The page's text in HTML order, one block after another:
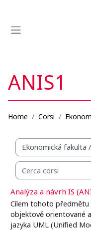
ANIS1
Home Corsi
Categorie di corso
Cerca corsi
Analýza a návrh IS
Cílem tohoto předmětu
objektově orientované
jazyka UML (Unified